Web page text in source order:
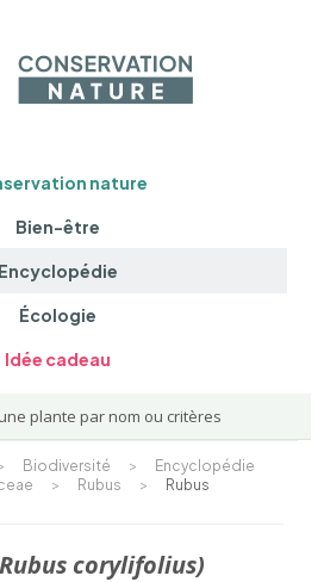
nature
Bien-être
Encyclopédie
Écologie
Idée cadeau
plante par nom ou critères
Biodiversité >
Encyclopédie
> Rubus >
Rubus
corylifolius)